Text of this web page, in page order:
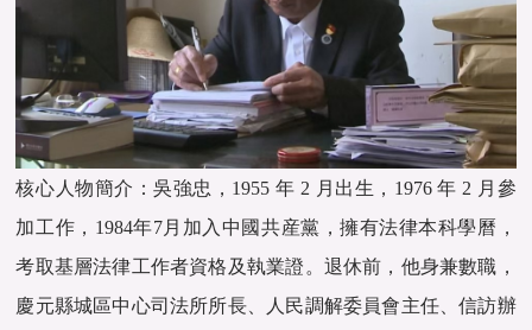
核心人物簡介：吳強忠，1955 年 2 月出生，1976 年 2 月參
加工作，1984年7月加入中國共産黨，擁有法律本科學曆，
考取基層法律工作者資格及執業證。退休前，他身兼數職，
慶元縣城區中心司法所所長、人民調解委員會主任、信訪辦